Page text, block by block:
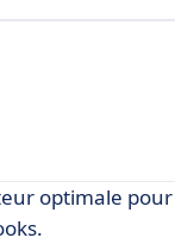
optimale